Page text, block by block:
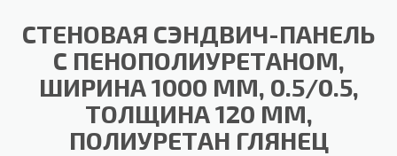
СТЕНОВАЯ СЭНДВИЧ-ПАНЕЛЬ
С ПЕНОПОЛИУРЕТАНОМ,
ШИРИНА 1000 ММ, 0.5/0.5,
ТОЛЩИНА 120 ММ,
ПОЛИУРЕТАН ГЛЯНЕЦ